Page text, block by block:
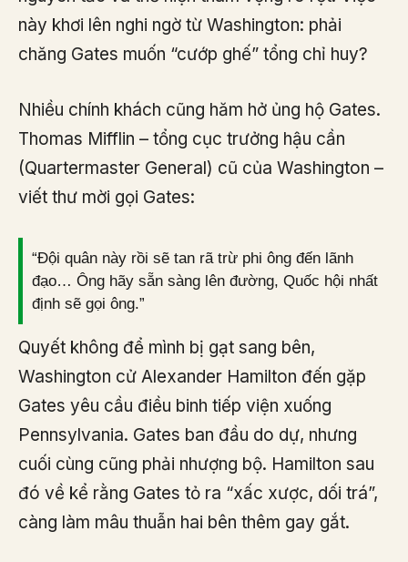
này khơi lên nghi ngờ từ Washington: phải
chăng Gates muốn “cướp ghế” tổng chỉ huy?
Nhiều chính khách cũng hăm hở ủng hộ Gates.
Thomas Mifflin – tổng cục trưởng hậu cần
(Quartermaster General) cũ của Washington –
viết thư mời gọi Gates:
“Đội quân này rồi sẽ tan rã trừ phi ông đến lãnh
đạo… Ông hãy sẵn sàng lên đường, Quốc hội nhất
định sẽ gọi ông.”
Quyết không để mình bị gạt sang bên,
Washington cử Alexander Hamilton đến gặp
Gates yêu cầu điều binh tiếp viện xuống
Pennsylvania. Gates ban đầu do dự, nhưng
cuối cùng cũng phải nhượng bộ. Hamilton sau
đó về kể rằng Gates tỏ ra “xấc xược, dối trá”,
càng làm mâu thuẫn hai bên thêm gay gắt.